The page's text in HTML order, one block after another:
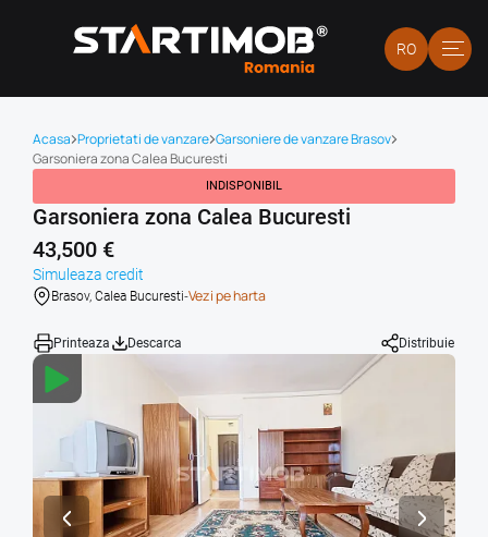
RO
Acasa Proprietati de vanzare Garsoniere de vanzare Brasov
Garsoniera zona Calea Bucuresti
INDISPONIBIL
Garsoniera zona Calea Bucuresti
43,500 €
Simuleaza credit
Brasov, Calea Bucuresti-Vezi pe harta
Printeaza Descarca Distribuie